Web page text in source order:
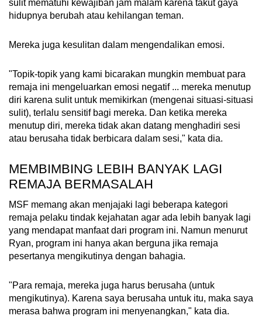
sulit mematuhi kewajiban jam malam karena takut gaya
hidupnya berubah atau kehilangan teman.
Mereka juga kesulitan dalam mengendalikan emosi.
"Topik-topik yang kami bicarakan mungkin membuat para
remaja ini mengeluarkan emosi negatif ... mereka menutup
diri karena sulit untuk memikirkan (mengenai situasi-situasi
sulit), terlalu sensitif bagi mereka. Dan ketika mereka
menutup diri, mereka tidak akan datang menghadiri sesi
atau berusaha tidak berbicara dalam sesi," kata dia.
MEMBIMBING LEBIH BANYAK LAGI
REMAJA BERMASALAH
MSF memang akan menjajaki lagi beberapa kategori
remaja pelaku tindak kejahatan agar ada lebih banyak lagi
yang mendapat manfaat dari program ini. Namun menurut
Ryan, program ini hanya akan berguna jika remaja
pesertanya mengikutinya dengan bahagia.
"Para remaja, mereka juga harus berusaha (untuk
mengikutinya). Karena saya berusaha untuk itu, maka saya
merasa bahwa program ini menyenangkan," kata dia.